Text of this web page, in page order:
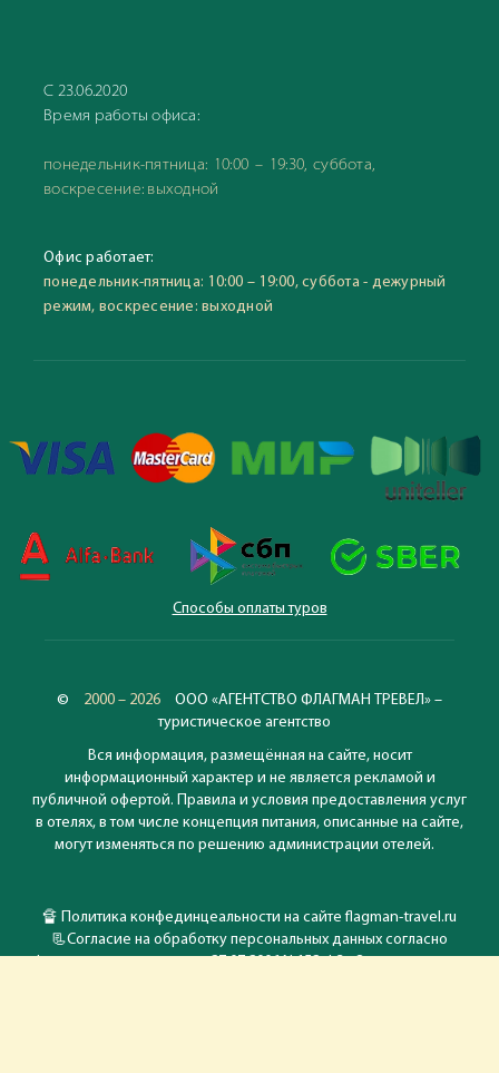
С 23.06.2020
Время работы офиса:
понедельник-пятница: 10:00 – 19:30, суббота,
воскресение: выходной
Офис работает:
понедельник-пятница: 10:00 – 19:00, суббота - дежурный
режим, воскресение: выходной
Способы оплаты туров
© 2000 – 2026
ООО «АГЕНТСТВО ФЛАГМАН ТРЕВЕЛ» –
туристическое агентство
Вся информация, размещённая на сайте, носит
информационный характер и не является рекламой и
публичной офертой. Правила и условия предоставления услуг
в отелях, в том числе концепция питания, описанные на сайте,
могут изменяться по решению администрации отелей.
🔏 Политика конфединцеальности на сайте flagman-travel.ru
📃Согласие на обработку персональных данных согласно